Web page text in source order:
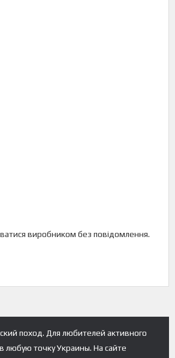
виробником без повідомлення.
поход. Для любителей активного
любую точку Украины. На сайте